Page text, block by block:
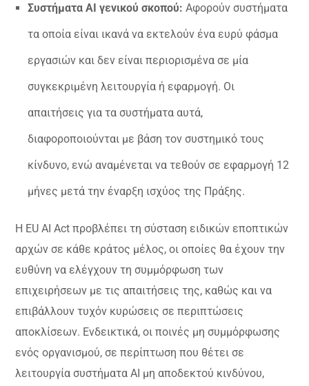
Συστήματα AI γενικού σκοπού: Αφορούν συστήματα
τα οποία είναι ικανά να εκτελούν ένα ευρύ φάσμα
εργασιών και δεν είναι περιορισμένα σε μία
συγκεκριμένη λειτουργία ή εφαρμογή. Οι
απαιτήσεις για τα συστήματα αυτά,
διαφοροποιούνται με βάση τον συστημικό τους
κίνδυνο, ενώ αναμένεται να τεθούν σε εφαρμογή 12
μήνες μετά την έναρξη ισχύος της Πράξης.
Η EU AI Act προβλέπει τη σύσταση ειδικών εποπτικών
αρχών σε κάθε κράτος μέλος, οι οποίες θα έχουν την
ευθύνη να ελέγχουν τη συμμόρφωση των
επιχειρήσεων με τις απαιτήσεις της, καθώς και να
επιβάλλουν τυχόν κυρώσεις σε περιπτώσεις
αποκλίσεων. Ενδεικτικά, οι ποινές μη συμμόρφωσης
ενός οργανισμού, σε περίπτωση που θέτει σε
λειτουργία συστήματα AI μη αποδεκτού κινδύνου,